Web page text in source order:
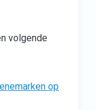
volgende
op